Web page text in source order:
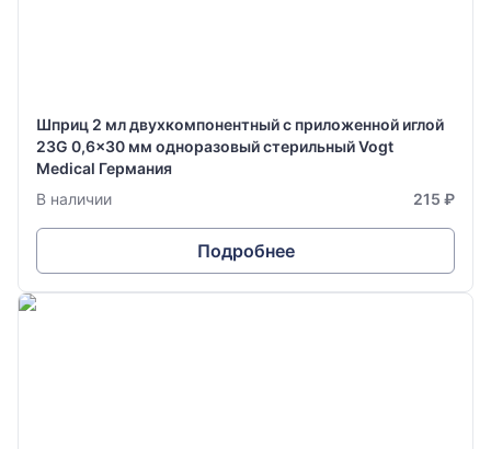
Шприц 2 мл двухкомпонентный с приложенной иглой
23G 0,6x30 мм одноразовый стерильный Vogt
Medical Германия
В наличии
215 ₽
Подробнее